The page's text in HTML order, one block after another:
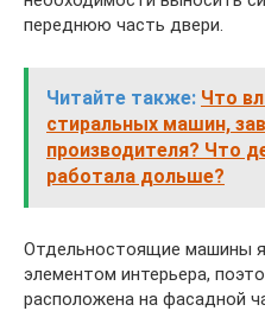
переднюю часть двери.
Читайте также: Что
стиральных машин,
производителя? Что
работала дольше?
Отдельностоящие машины
элементом интерьера,
расположена на фасадной